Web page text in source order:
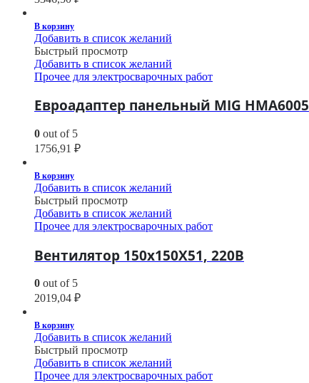
В корзину
Добавить в список желаний
Быстрый просмотр
Добавить в список желаний
Прочее для электросварочных работ
Евроадаптер панельный MIG HMA6005
0 out of 5
1756,91 ₽
В корзину
Добавить в список желаний
Быстрый просмотр
Добавить в список желаний
Прочее для электросварочных работ
Вентилятор 150х150Х51, 220В
0 out of 5
2019,04 ₽
В корзину
Добавить в список желаний
Быстрый просмотр
Добавить в список желаний
Прочее для электросварочных работ